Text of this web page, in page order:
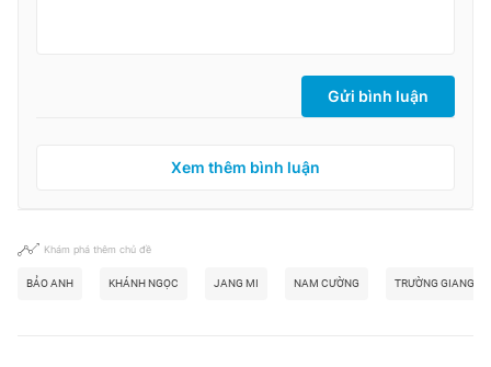
Gửi bình luận
Xem thêm bình luận
Khám phá thêm chủ đề
BẢO ANH KHÁNH NGỌC JANG MI NAM CƯỜNG TRƯỜNG GIANG